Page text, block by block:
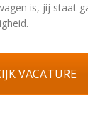
is, jij staat
VACATURE